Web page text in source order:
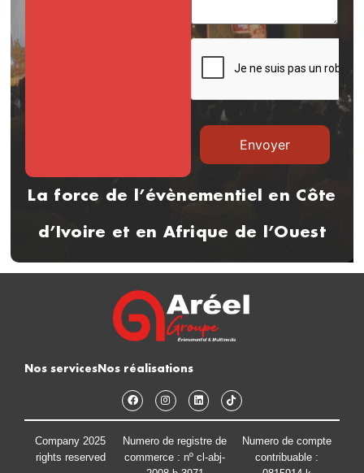
La force de l’évènementiel en Côte
d’Ivoire et en Afrique de l’Ouest
Nos services Nos réalisations
Company 2025
rights reserved
Numero de registre de
commerce : nº cl-abj-
Numero de compte
contribuable :